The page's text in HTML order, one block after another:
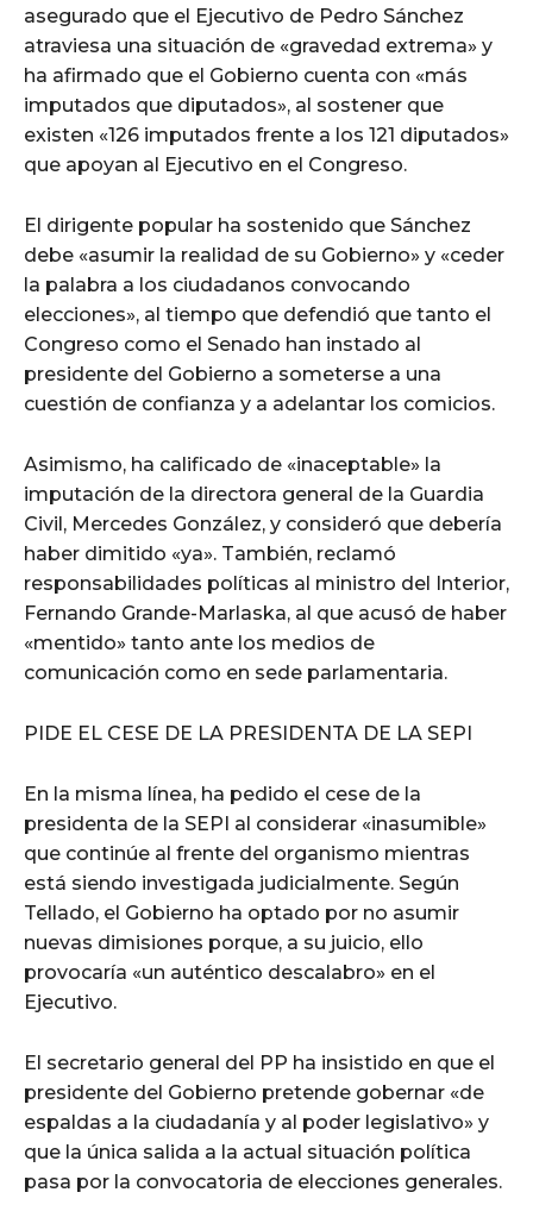
asegurado que el Ejecutivo de Pedro Sánchez
atraviesa una situación de «gravedad extrema» y
ha afirmado que el Gobierno cuenta con «más
imputados que diputados», al sostener que
existen «126 imputados frente a los 121 diputados»
que apoyan al Ejecutivo en el Congreso.
El dirigente popular ha sostenido que Sánchez
debe «asumir la realidad de su Gobierno» y «ceder
la palabra a los ciudadanos convocando
elecciones», al tiempo que defendió que tanto el
Congreso como el Senado han instado al
presidente del Gobierno a someterse a una
cuestión de confianza y a adelantar los comicios.
Asimismo, ha calificado de «inaceptable» la
imputación de la directora general de la Guardia
Civil, Mercedes González, y consideró que debería
haber dimitido «ya». También, reclamó
responsabilidades políticas al ministro del Interior,
Fernando Grande-Marlaska, al que acusó de haber
«mentido» tanto ante los medios de
comunicación como en sede parlamentaria.
PIDE EL CESE DE LA PRESIDENTA DE LA SEPI
En la misma línea, ha pedido el cese de la
presidenta de la SEPI al considerar «inasumible»
que continúe al frente del organismo mientras
está siendo investigada judicialmente. Según
Tellado, el Gobierno ha optado por no asumir
nuevas dimisiones porque, a su juicio, ello
provocaría «un auténtico descalabro» en el
Ejecutivo.
El secretario general del PP ha insistido en que el
presidente del Gobierno pretende gobernar «de
espaldas a la ciudadanía y al poder legislativo» y
que la única salida a la actual situación política
pasa por la convocatoria de elecciones generales.